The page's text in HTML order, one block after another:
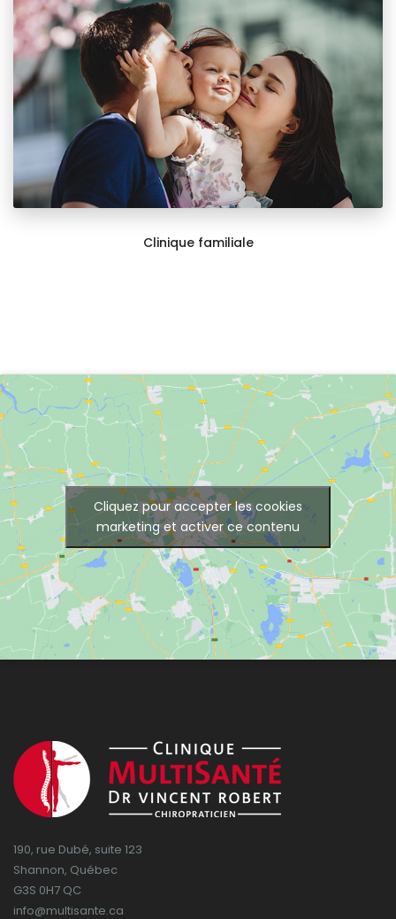
Clinique familiale
Cliquez pour accepter les cookies
marketing et activer ce contenu
190, rue Dubé, suite 123
Shannon, Québec
G3S 0H7 QC
info@multisante.ca